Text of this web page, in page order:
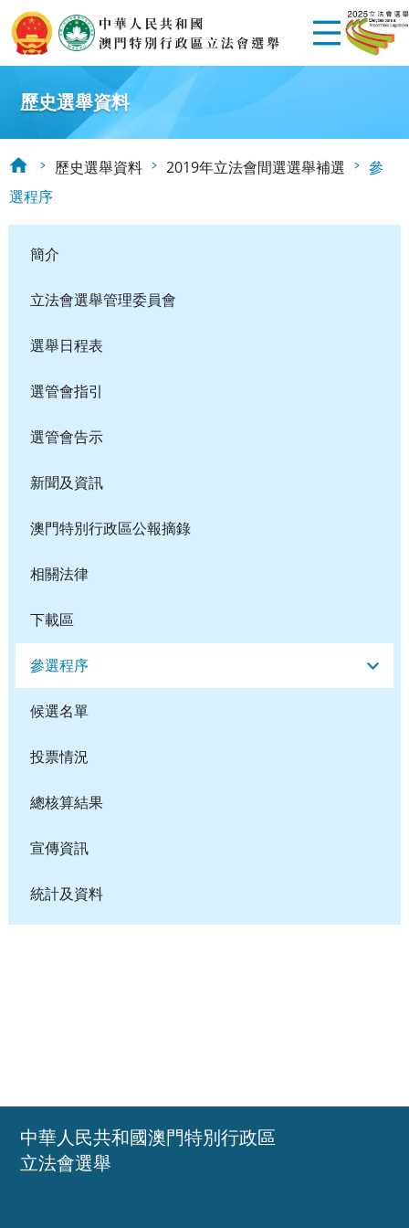
歷史選舉資料
歷史選舉資料 2019年立法會間選選舉補選
參
選程序
簡介
立法會選舉管理委員會
選舉日程表
選管會指引
選管會告示
新聞及資訊
澳門特別行政區公報摘錄
相關法律
下載區
參選程序
候選名單
投票情況
總核算結果
宣傳資訊
統計及資料
中華人民共和國澳門特別行政區
立法會選舉